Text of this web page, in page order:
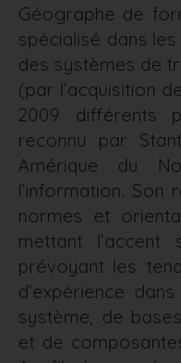
Géographe de
spécialisé dans
des systèmes de
(par l’acquisition
2009 différents
reconnu par
Amérique du
l’information.
normes et
mettant
prévoyant les
d’expérience
système, de
et de